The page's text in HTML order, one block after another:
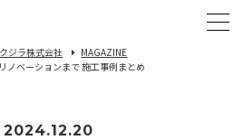
ジラ株式会社
MAGAZINE
ノベーションまで 施工事例まとめ
2024.12.20